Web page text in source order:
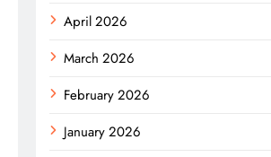
April 2026
March 2026
February 2026
January 2026